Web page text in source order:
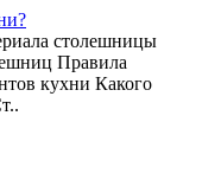
столешницы
Правила
кухни Какого